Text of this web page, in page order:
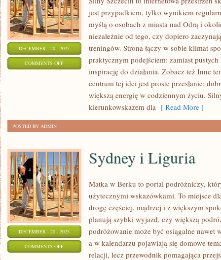
DECEMBER - 20 - 2025
COMMENTS OFFON
REKREACJA
jest przypadkiem, tylko wynikiem
myślą o osobach z miasta nad Odrą i
niezależnie od tego, czy dopiero
treningów. Strona łączy w sobie klimat
praktycznym podejściem: zamiast pustych
inspirację do działania. Zobacz też Inne
centrum tej idei jest proste przesłanie:
większą energię w codziennym życiu.
kierunkowskazem dla [ Read More ]
POSTED BY ADMIN
DECEMBER - 20 - 2025
COMMENTS OFFON
Sydney i Liguria
Matka w Berku to portal podróżniczy,
użytecznymi wskazówkami. To miejsce
drogę częściej, mądrzej i z większym
planują szybki wyjazd, czy większą
podróżowanie może być osiągalne nawet
a w kalendarzu pojawiają się domowe
relacji, lecz przewodnik pomagająca